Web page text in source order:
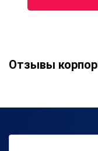
Отзывы